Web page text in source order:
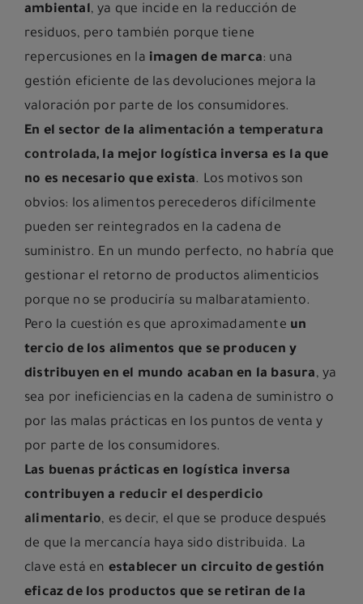
ambiental, ya que incide en la reducción de
residuos, pero también porque tiene
repercusiones en la imagen de marca: una
gestión eficiente de las devoluciones mejora la
valoración por parte de los consumidores.
En el sector de la alimentación a temperatura
controlada, la mejor logística inversa es la que
no es necesario que exista. Los motivos son
obvios: los alimentos perecederos difícilmente
pueden ser reintegrados en la cadena de
suministro. En un mundo perfecto, no habría que
gestionar el retorno de productos alimenticios
porque no se produciría su malbaratamiento.
Pero la cuestión es que aproximadamente un
tercio de los alimentos que se producen y
distribuyen en el mundo acaban en la basura, ya
sea por ineficiencias en la cadena de suministro o
por las malas prácticas en los puntos de venta y
por parte de los consumidores.
Las buenas prácticas en logística inversa
contribuyen a reducir el desperdicio
alimentario, es decir, el que se produce después
de que la mercancía haya sido distribuida. La
clave está en establecer un circuito de gestión
eficaz de los productos que se retiran de la